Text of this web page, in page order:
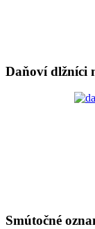
Daňoví dlžníci
Smútočné